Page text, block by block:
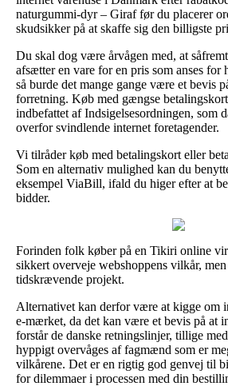
naturgummi-dyr – Giraf før du placerer
skudsikker på at skaffe sig den billigste
Du skal dog være årvågen med, at
afsætter en vare for en pris som anses for
så burde det mange gange være et bevis
forretning. Køb med gængse
indbefattet af Indsigelsesordningen, som
overfor svindlende internet foretagender.
Vi tilråder køb med betalingskort eller
Som en alternativ mulighed kan du
eksempel ViaBill, ifald du higer efter at
bidder.
Forinden folk køber på en Tikiri online
sikkert overveje webshoppens vilkår,
tidskrævende projekt.
Alternativet kan derfor være at kigge om
e-mærket, da det kan være et bevis på at
forstår de danske retningslinjer, tillige
hyppigt overvåges af fagmænd som er
vilkårene. Det er en rigtig god genvej til
for dilemmaer i processen med din